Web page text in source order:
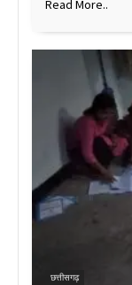
Read More..
छत्तीसगढ़